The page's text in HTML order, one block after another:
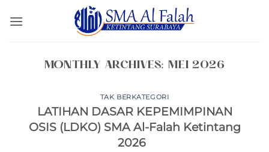
MONTHLY ARCHIVES: MEI 2026
TAK BERKATEGORI
LATIHAN DASAR KEPEMIMPINAN
OSIS (LDKO) SMA Al-Falah Ketintang
2026